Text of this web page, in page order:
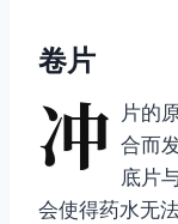
卷片
冲 片的
合而
底片
会使得药水无